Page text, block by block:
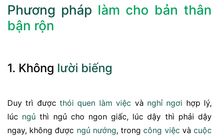
Phương pháplàm cho bản thân
bận rộn
1. Không lười biếng
Duy trì đượcthói quen làm việc và nghỉ ngơi hợp lý,
lúc ngủ thì ngủ cho ngon giấc, lúc dậy thì phải dậy
ngay, không được ngủ nướng, trongcông việc vàcuộc